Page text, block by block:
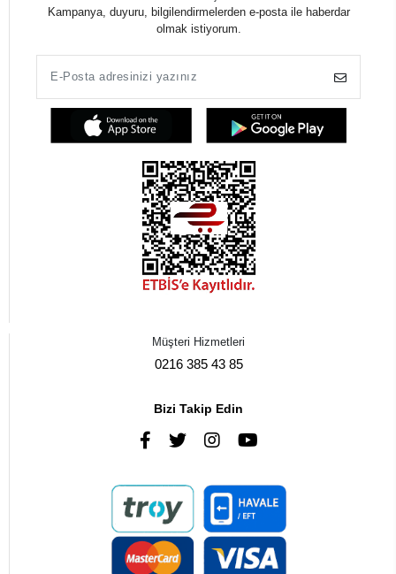
Kampanya, duyuru, bilgilendirmelerden e-posta ile haberdar
olmak istiyorum.
Müşteri Hizmetleri
0216 385 43 85
Bizi Takip Edin